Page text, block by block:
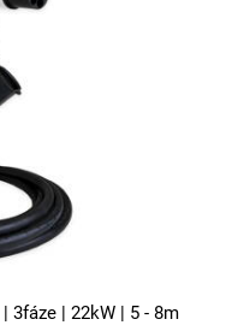
3fáze | 22kW | 5 - 8m